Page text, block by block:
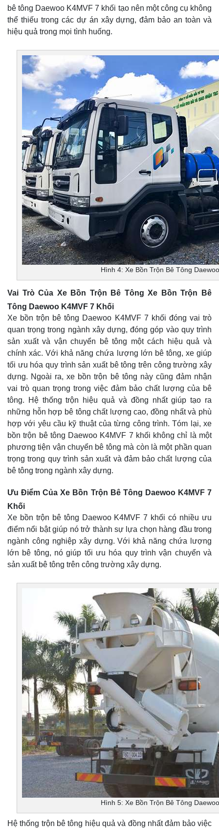
bê tông Daewoo K4MVF 7 khối tạo nên một công cụ không
thể thiếu trong các dự án xây dựng, đảm bảo an toàn và
hiệu quả trong mọi tình huống.
Hình 4: Xe Bồn Trộn Bê Tông
Vai Trò Của Xe Bồn Trộn Bê Tông Xe Bồn Trộn Bê
Tông Daewoo K4MVF 7 Khối
Xe bồn trộn bê tông Daewoo K4MVF 7 khối đóng vai trò
quan trọng trong ngành xây dựng, đóng góp vào quy trình
sản xuất và vận chuyển bê tông một cách hiệu quả và
chính xác. Với khả năng chứa lượng lớn bê tông, xe giúp
tối ưu hóa quy trình sản xuất bê tông trên công trường xây
dựng. Ngoài ra, xe bồn trộn bê tông này cũng đảm nhận
vai trò quan trọng trong việc đảm bảo chất lượng của bê
tông. Hệ thống trộn hiệu quả và đồng nhất giúp tạo ra
những hỗn hợp bê tông chất lượng cao, đồng nhất và phù
hợp với yêu cầu kỹ thuật của từng công trình. Tóm lại, xe
bồn trộn bê tông Daewoo K4MVF 7 khối không chỉ là một
phương tiện vận chuyển bê tông mà còn là một phần quan
trọng trong quy trình sản xuất và đảm bảo chất lượng của
bê tông trong ngành xây dựng.
Ưu Điểm Của Xe Bồn Trộn Bê Tông Daewoo K4MVF 7
Khối
Xe bồn trộn bê tông Daewoo K4MVF 7 khối có nhiều ưu
điểm nổi bật giúp nó trở thành sự lựa chọn hàng đầu trong
ngành công nghiệp xây dựng. Với khả năng chứa lượng
lớn bê tông, nó giúp tối ưu hóa quy trình vận chuyển và
sản xuất bê tông trên công trường xây dựng.
Hình 5: Xe Bồn Trộn Bê Tông
Hệ thống trộn bê tông hiệu quả và đồng nhất đảm bảo việc